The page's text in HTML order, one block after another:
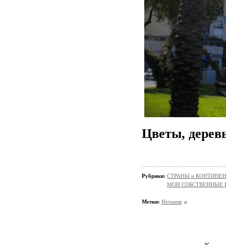
Цветы,
Рубрики: СТРАНЫ и
МОИ СОБСТВЕННЫЕ
Метки: Нетания